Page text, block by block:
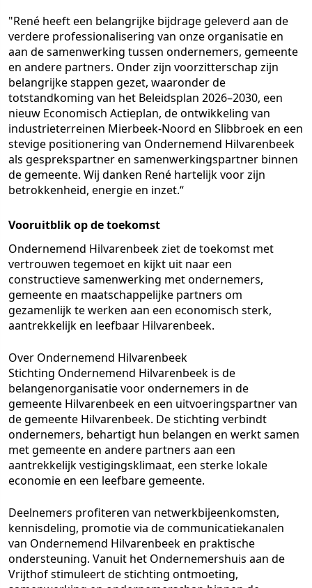
"René heeft een belangrijke bijdrage geleverd aan de
verdere professionalisering van onze organisatie en
aan de samenwerking tussen ondernemers, gemeente
en andere partners. Onder zijn voorzitterschap zijn
belangrijke stappen gezet, waaronder de
totstandkoming van het Beleidsplan 2026–2030, een
nieuw Economisch Actieplan, de ontwikkeling van
industrieterreinen Mierbeek-Noord en Slibbroek en een
stevige positionering van Ondernemend Hilvarenbeek
als gesprekspartner en samenwerkingspartner binnen
de gemeente. Wij danken René hartelijk voor zijn
betrokkenheid, energie en inzet.“
Vooruitblik op de toekomst
Ondernemend Hilvarenbeek ziet de toekomst met
vertrouwen tegemoet en kijkt uit naar een
constructieve samenwerking met ondernemers,
gemeente en maatschappelijke partners om
gezamenlijk te werken aan een economisch sterk,
aantrekkelijk en leefbaar Hilvarenbeek.
Over Ondernemend Hilvarenbeek
Stichting Ondernemend Hilvarenbeek is de
belangenorganisatie voor ondernemers in de
gemeente Hilvarenbeek en een uitvoeringspartner van
de gemeente Hilvarenbeek. De stichting verbindt
ondernemers, behartigt hun belangen en werkt samen
met gemeente en andere partners aan een
aantrekkelijk vestigingsklimaat, een sterke lokale
economie en een leefbare gemeente.
Deelnemers profiteren van netwerkbijeenkomsten,
kennisdeling, promotie via de communicatiekanalen
van Ondernemend Hilvarenbeek en praktische
ondersteuning. Vanuit het Ondernemershuis aan de
Vrijthof stimuleert de stichting ontmoeting,